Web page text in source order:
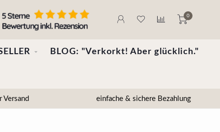
0
BLOG: "Verkorkt! Aber glücklich."
einfache & sichere Bezahlung